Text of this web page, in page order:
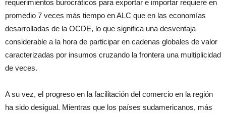
requerimientos burocráticos para exportar e importar requiere en
promedio 7 veces más tiempo en ALC que en las economías
desarrolladas de la OCDE, lo que significa una desventaja
considerable a la hora de participar en cadenas globales de valor
caracterizadas por insumos cruzando la frontera una multiplicidad
de veces.
A su vez, el progreso en la facilitación del comercio en la región
ha sido desigual. Mientras que los países sudamericanos, más